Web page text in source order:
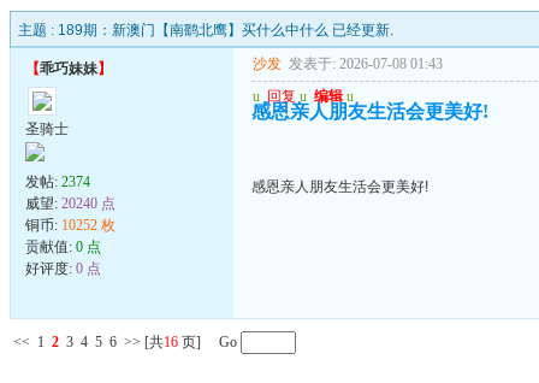
主题 : 189期：新澳门【南鹞北鹰】买什么中什么 已经更新.
【乖巧妹妹】
圣骑士
发帖: 2374
威望: 20240 点
铜币: 10252 枚
贡献值: 0 点
好评度: 0 点
沙发 发表于: 2026-07-08 01:43
u 回复 u 编辑 u
感恩亲人朋友生活会更美好!
感恩亲人朋友生活会更美好!
<< 1 2 3 4 5 6 >> [共16 页] Go